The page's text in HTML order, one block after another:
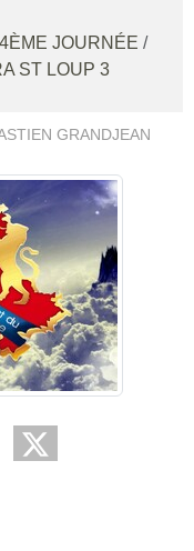
JOURNÉE /
ST LOUP 3
GRANDJEAN